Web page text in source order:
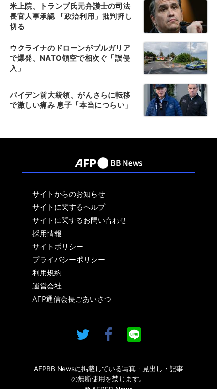
米上院、トランプ氏元弁護士の司法
長官人事承認 「政治利用」批判押し
切る
ウクライナのドローンがブルガリア
で爆発、NATO領空で相次ぐ「誤侵
入」
バイデン前大統領、がんさらに転移
で激しい痛み 息子「本当につらい」
サイトからのお知らせ
サイトに関するヘルプ
サイトに関するお問い合わせ
採用情報
サイトポリシー
プライバシーポリシー
利用規約
運営会社
AFP通信会長ごあいさつ
AFPBB Newsに掲載している写真・見出し・記事
の無断使用を禁じます。